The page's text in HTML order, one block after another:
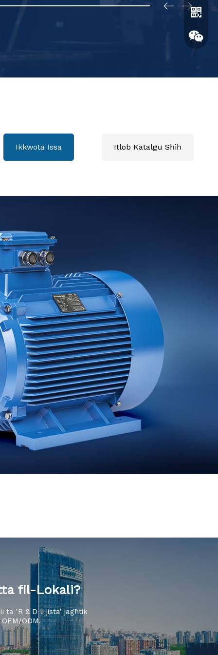
Ikkwota Issa Itlob Katalgu Sħiħ
fil-Lokali?
ta 'R & D li jista' jagħtik
ODM.